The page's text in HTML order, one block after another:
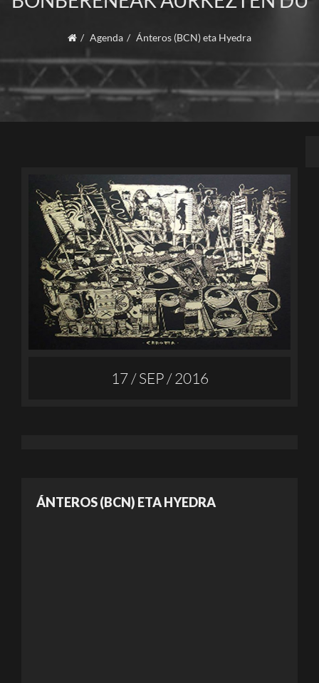
Agenda Ánteros (BCN) eta Hyedra
17 / SEP / 2016
ÁNTEROS (BCN) ETA HYEDRA